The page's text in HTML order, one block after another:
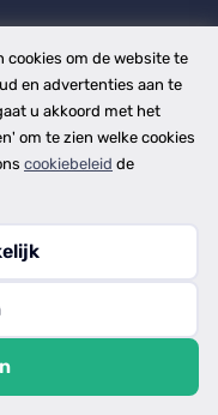
cookies om de website te
en advertenties aan te
u akkoord met het
om te zien welke cookies
cookiebeleid de